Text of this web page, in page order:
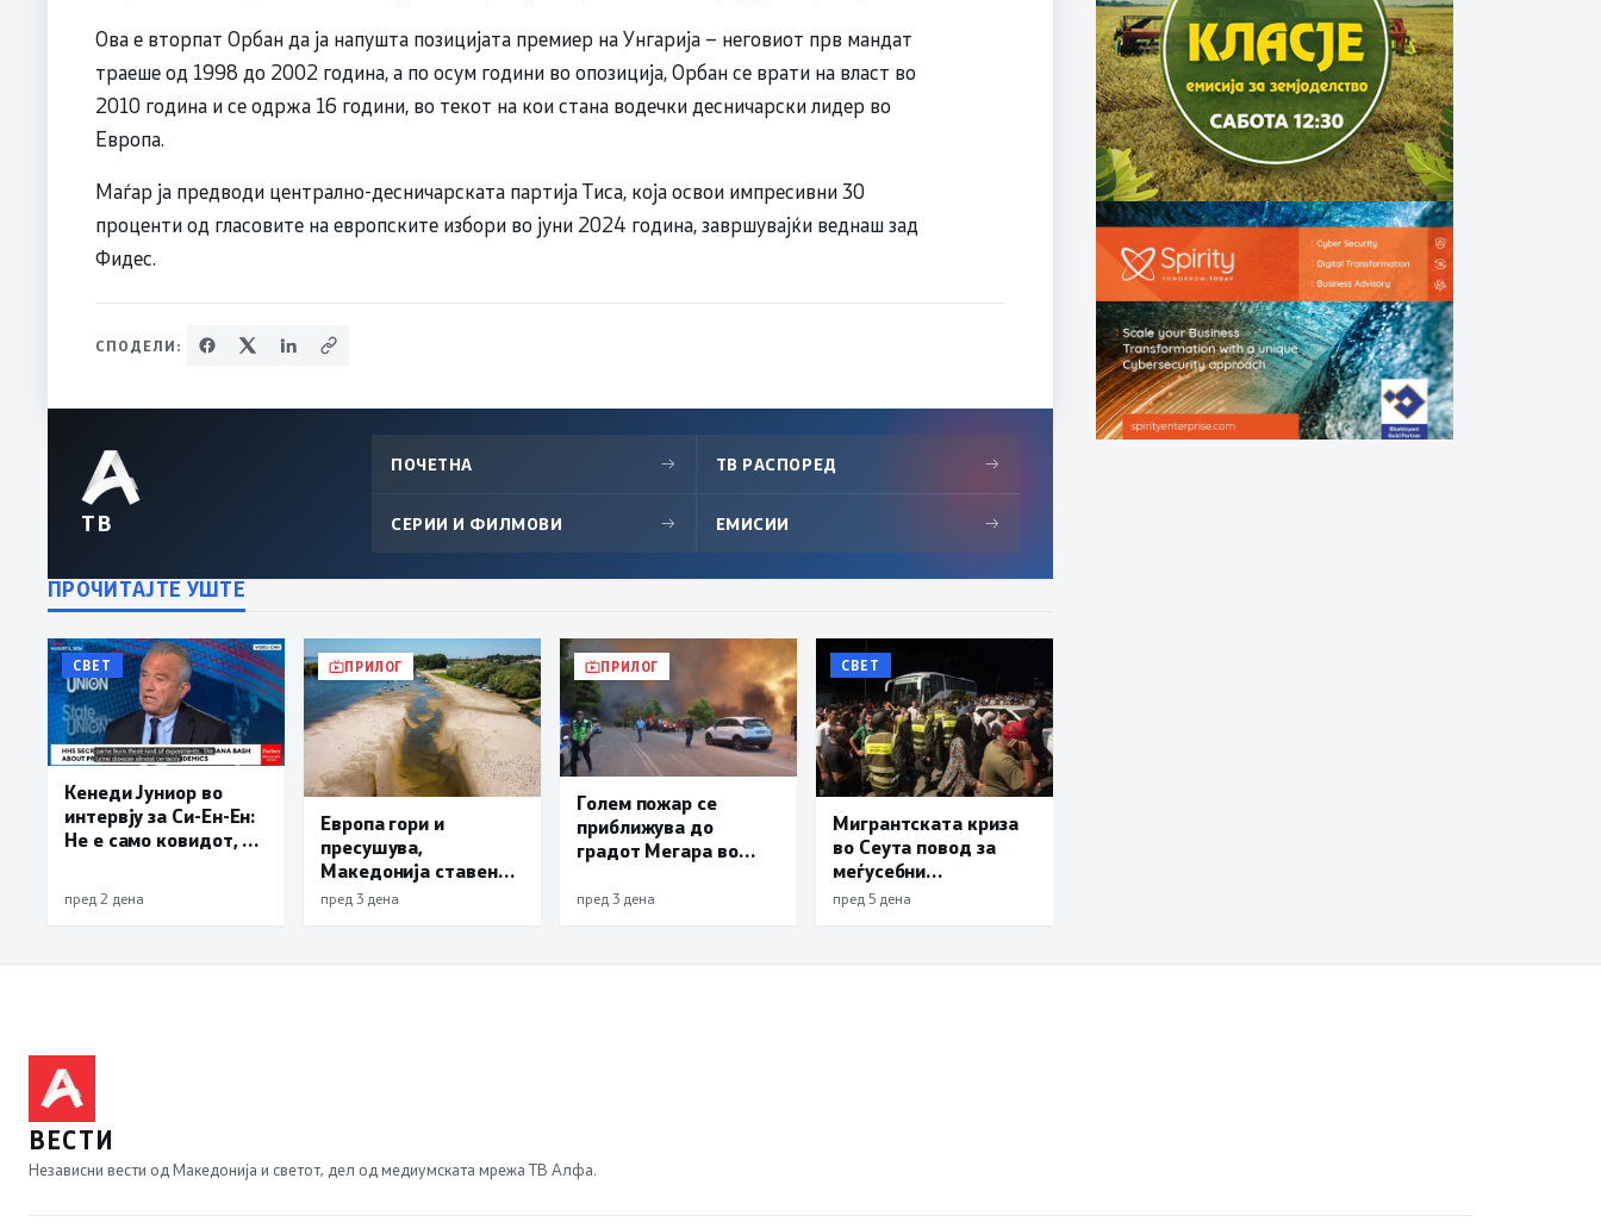
Ова е вторпат Орбан да ја напушта позицијата премиер на Унгарија – неговиот прв мандат
траеше од 1998 до 2002 година, а по осум години во опозиција, Орбан се врати на власт во
2010 година и се одржа 16 години, во текот на кои стана водечки десничарски лидер во
Европа.
Маѓар ја предводи централно-десничарската партија Тиса, која освои импресивни 30
проценти од гласовите на европските избори во јуни 2024 година, завршувајќи веднаш зад
Фидес.
СПОДЕЛИ:
ТВ
ПОЧЕТНА → ТВ РАСПОРЕД →
СЕРИИ И ФИЛМОВИ → ЕМИСИИ →
ПРОЧИТАЈТЕ УШТЕ
СВЕТ
Кенеди Јуниор во
интервју за Си-Ен-Ен:
Не е само ковидот, и
респираторниот
синцицијален вирус
пред 2 дена
ПРИЛОГ
Европа гори и
пресушува,
Македонија ставена
во обрач: Унгарија и
пред 3 дена
ПРИЛОГ
Голем пожар се
приближува до
градот Мегара во
засега има пет
пред 3 дена
СВЕТ
Мигрантската криза
во Сеута повод за
меѓусебни
обвинувања помеѓу
пред 5 дена
ВЕСТИ
Независни вести од Македонија и светот, дел од медиумската мрежа ТВ Алфа.